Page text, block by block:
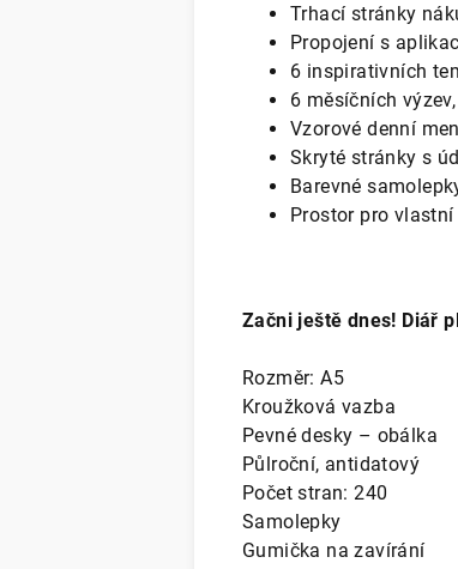
Trhací stránky
Propojení s
6 inspirativních
6 měsíčních
Vzorové denní
Skryté stránky s
Barevné
Prostor pro
Začni ještě dnes! Diář
Rozměr: A5
Kroužková vazba
Pevné desky – obálka
Půlroční, antidatový
Počet stran: 240
Samolepky
Gumička na zavírání